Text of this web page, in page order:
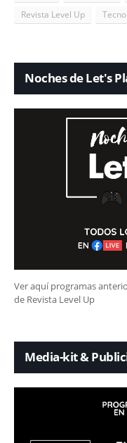
Revista Level Up
Noches de Let's
Ver aquí programas
de Revista Level Up
Media-kit &